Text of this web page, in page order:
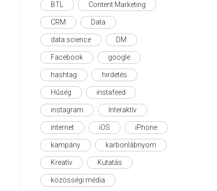
BTL Content Marketing
CRM Data
data science DM
Facebook google
hashtag hirdetés
Hűség instafeed
instagram Interaktív
internet iOS iPhone
kampány karbonlábnyom
Kreatív Kutatás
közösségi média